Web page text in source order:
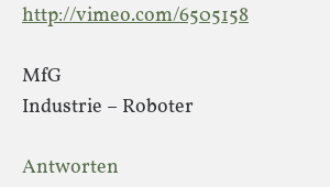
http://vimeo.com/6505158
MfG
Industrie – Roboter
Antworten